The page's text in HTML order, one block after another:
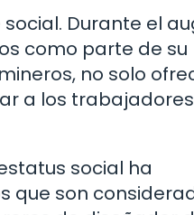
Durante el
como parte de su
no solo
a los
social ha
que son